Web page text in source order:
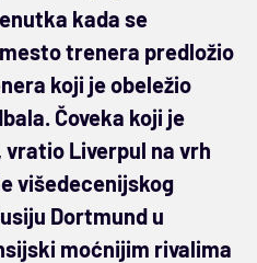
kada se
trenera predložio
koji je obeležio
Čoveka koji je
vratio Liverpul na vrh
višedecenijskog
Dortmund u
moćnijim rivalima